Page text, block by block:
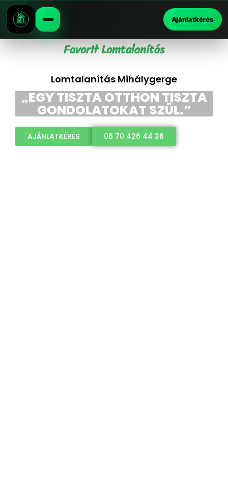
Ajánlatkérés
Favorit Lomtalanítás
Lomtalanítás Mihálygerge
„EGY TISZTA OTTHON TISZTA
GONDOLATOKAT SZÜL.”
AJÁNLATKÉRÉS 06 70 426 44 36